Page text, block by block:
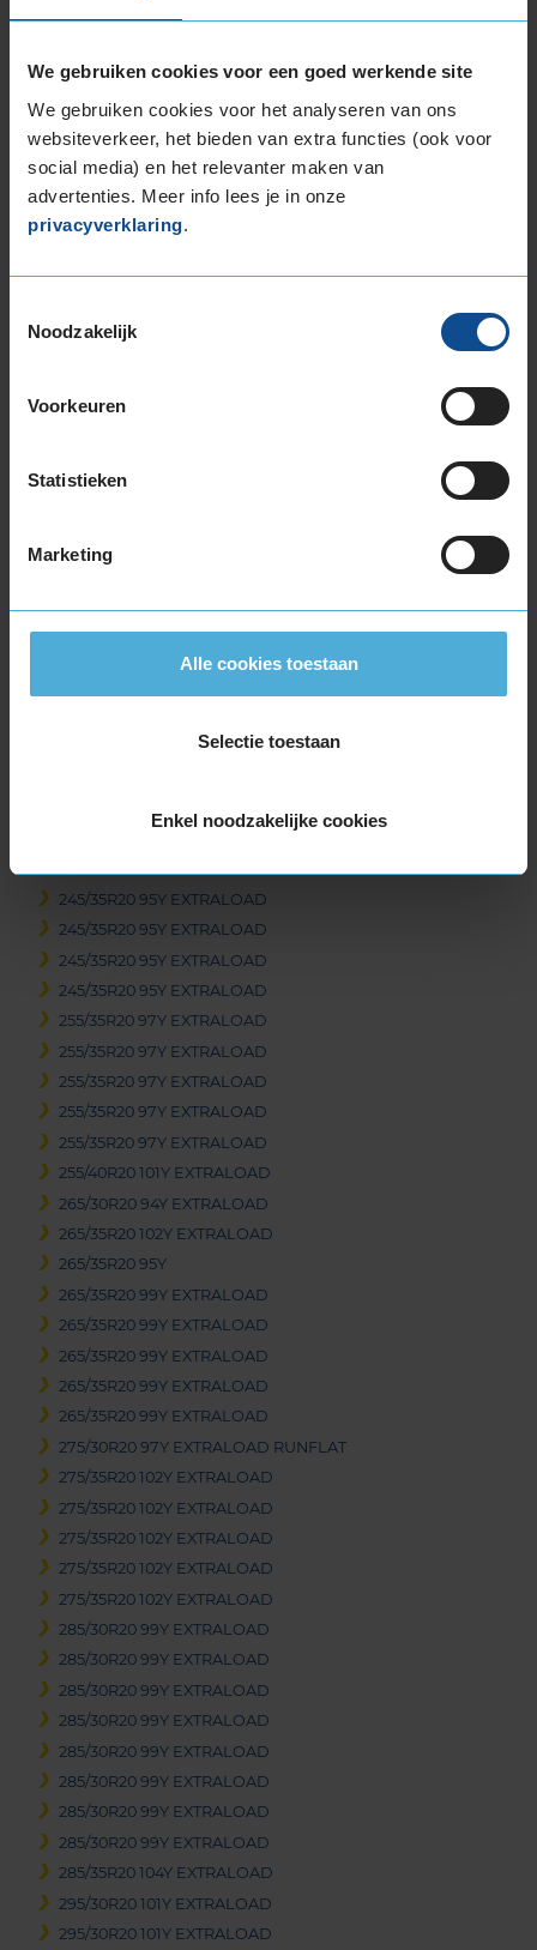
We gebruiken cookies voor een goed werkende site
We gebruiken cookies voor het analyseren van ons
websiteverkeer, het bieden van extra functies (ook voor
social media) en het relevanter maken van
advertenties. Meer info lees je in onze
privacyverklaring.
Noodzakelijk
Voorkeuren
Statistieken
Marketing
Alle cookies toestaan
Selectie toestaan
Enkel noodzakelijke cookies
265/40R19 102Y EXTRALOAD
275/35R19 100Y EXTRALOAD
275/35R19 100Y EXTRALOAD
275/35R19 100Y EXTRALOAD
285/35R19 103Y EXTRALOAD
285/35R19 103Y EXTRALOAD
295/30R19 100Y EXTRALOAD
305/30R19 102Y EXTRALOAD
20-inch banden
245/30R20 90Y EXTRALOAD
245/35R20 95Y EXTRALOAD
245/35R20 95Y EXTRALOAD
245/35R20 95Y EXTRALOAD
245/35R20 95Y EXTRALOAD
245/35R20 95Y EXTRALOAD
255/35R20 97Y EXTRALOAD
255/35R20 97Y EXTRALOAD
255/35R20 97Y EXTRALOAD
255/35R20 97Y EXTRALOAD
255/35R20 97Y EXTRALOAD
255/40R20 101Y EXTRALOAD
265/30R20 94Y EXTRALOAD
265/35R20 102Y EXTRALOAD
265/35R20 95Y
265/35R20 99Y EXTRALOAD
265/35R20 99Y EXTRALOAD
265/35R20 99Y EXTRALOAD
265/35R20 99Y EXTRALOAD
265/35R20 99Y EXTRALOAD
275/30R20 97Y EXTRALOAD RUNFLAT
275/35R20 102Y EXTRALOAD
275/35R20 102Y EXTRALOAD
275/35R20 102Y EXTRALOAD
275/35R20 102Y EXTRALOAD
275/35R20 102Y EXTRALOAD
285/30R20 99Y EXTRALOAD
285/30R20 99Y EXTRALOAD
285/30R20 99Y EXTRALOAD
285/30R20 99Y EXTRALOAD
285/30R20 99Y EXTRALOAD
285/30R20 99Y EXTRALOAD
285/30R20 99Y EXTRALOAD
285/30R20 99Y EXTRALOAD
285/35R20 104Y EXTRALOAD
295/30R20 101Y EXTRALOAD
295/30R20 101Y EXTRALOAD